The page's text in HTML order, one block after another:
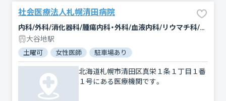
社会医療法人札幌清田病院
内科/外科/消化器科/腫瘍内科・外科/血液内科/リウマチ科/循環器科/呼吸器内科/肛門科/緩和ケア/リハビリテーション/麻酔科
大谷地駅
土曜可 女性医師 駐車場あり
北海道札幌市清田区真栄１条１丁目１番
１号にある医療機関です。